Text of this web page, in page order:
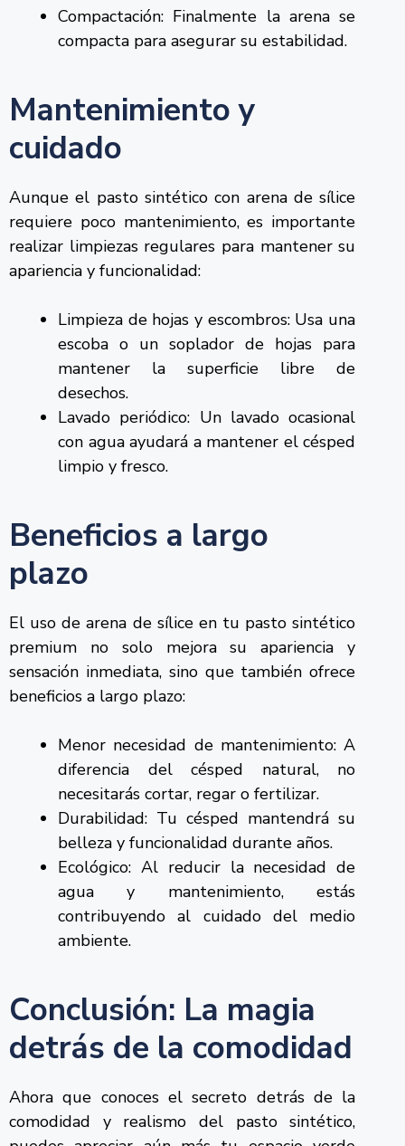
Compactación: Finalmente la arena se
compacta para asegurar su estabilidad.
Mantenimiento y
cuidado
Aunque el pasto sintético con arena de sílice
requiere poco mantenimiento, es importante
realizar limpiezas regulares para mantener su
apariencia y funcionalidad:
Limpieza de hojas y escombros: Usa una
escoba o un soplador de hojas para
mantener la superficie libre de
desechos.
Lavado periódico: Un lavado ocasional
con agua ayudará a mantener el césped
limpio y fresco.
Beneficios a largo
plazo
El uso de arena de sílice en tu pasto sintético
premium no solo mejora su apariencia y
sensación inmediata, sino que también ofrece
beneficios a largo plazo:
Menor necesidad de mantenimiento: A
diferencia del césped natural, no
necesitarás cortar, regar o fertilizar.
Durabilidad: Tu césped mantendrá su
belleza y funcionalidad durante años.
Ecológico: Al reducir la necesidad de
agua y mantenimiento, estás
contribuyendo al cuidado del medio
ambiente.
Conclusión: La magia
detrás de la comodidad
Ahora que conoces el secreto detrás de la
comodidad y realismo del pasto sintético,